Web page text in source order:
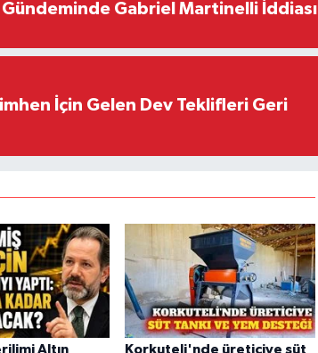
Gabriel Martinelli İddiası
İçin Gelen Dev Teklifleri Geri
Altın
Korkuteli'nde üreticiye süt